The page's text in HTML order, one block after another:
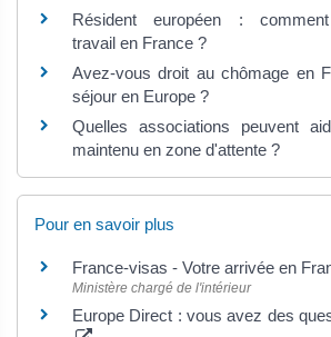
Résident européen :
travail en France ?
Avez-vous droit au chômage en
séjour en Europe ?
Quelles associations peuvent
maintenu en zone d'attente ?
Pour en savoir plus
France-visas - Votre arrivée en
Ministère chargé de l'intérieur
Europe Direct : vous avez des